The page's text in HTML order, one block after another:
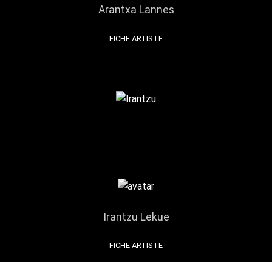
Arantxa Lannes
FICHE ARTISTE
Irantzu Lekue
FICHE ARTISTE